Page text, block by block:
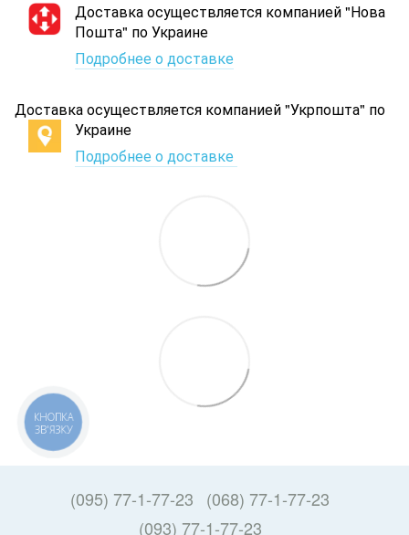
Доставка осуществляется компанией "Нова
Пошта" по Украине
Подробнее о доставке
Доставка осуществляется компанией "Укрпошта" по
Украине
Подробнее о доставке
(095) 77-1-77-23
(068) 77-1-77-23
(093) 77-1-77-23
КНОПКА
ЗВ'ЯЗКУ